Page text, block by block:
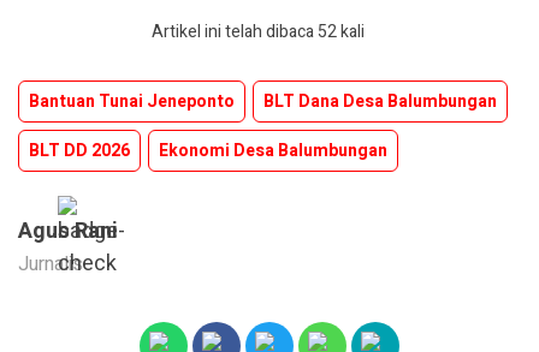
Artikel ini telah dibaca 52 kali
Bantuan Tunai Jeneponto
BLT Dana Desa Balumbungan
BLT DD 2026
Ekonomi Desa Balumbungan
Agus Rani
Jurnalis